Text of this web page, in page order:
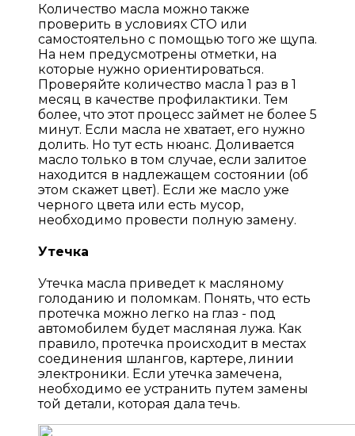
Количество масла можно также
проверить в условиях СТО или
самостоятельно с помощью того же щупа.
На нем предусмотрены отметки, на
которые нужно ориентироваться.
Проверяйте количество масла 1 раз в 1
месяц в качестве профилактики. Тем
более, что этот процесс займет не более 5
минут. Если масла не хватает, его нужно
долить. Но тут есть нюанс. Доливается
масло только в том случае, если залитое
находится в надлежащем состоянии (об
этом скажет цвет). Если же масло уже
черного цвета или есть мусор,
необходимо провести полную замену.
Утечка
Утечка масла приведет к масляному
голоданию и поломкам. Понять, что есть
протечка можно легко на глаз - под
автомобилем будет масляная лужа. Как
правило, протечка происходит в местах
соединения шлангов, картере, линии
электроники. Если утечка замечена,
необходимо ее устранить путем замены
той детали, которая дала течь.